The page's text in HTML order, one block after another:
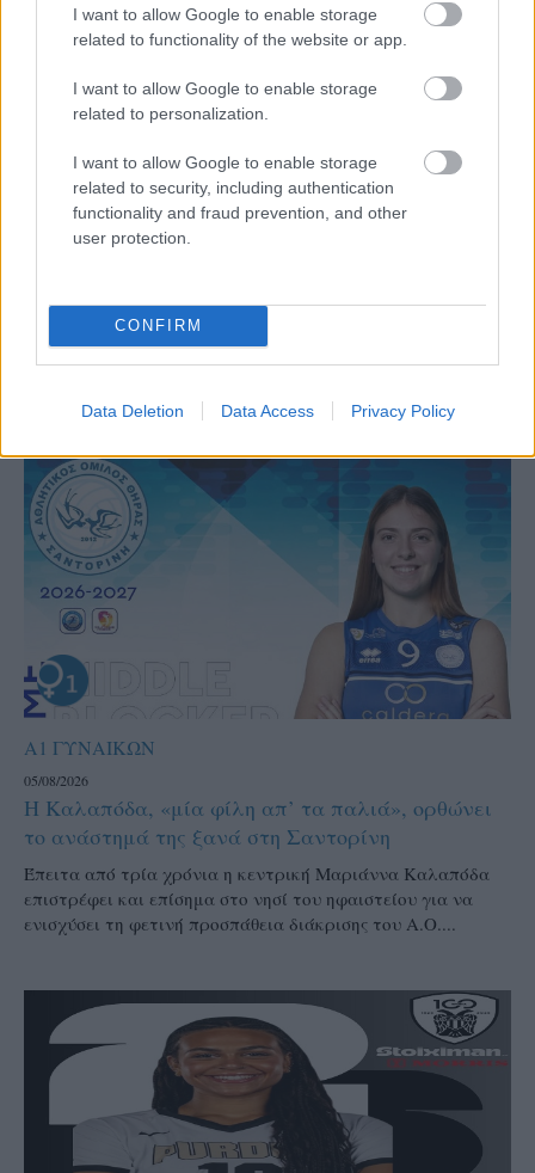
I want to allow Google to enable storage
related to functionality of the website or app.
I want to allow Google to enable storage
related to personalization.
I want to allow Google to enable storage
related to security, including authentication
functionality and fraud prevention, and other
user protection.
CONFIRM
Data Deletion Data Access Privacy Policy
Aκολουθήστε μας
Α1 ΓΥΝΑΙΚΩΝ
05/08/2026
Η Καλαπόδα, «μία φίλη απ’ τα παλιά», ορθώνει
το ανάστημά της ξανά στη Σαντορίνη
Έπειτα από τρία χρόνια η κεντρική Μαριάννα Καλαπόδα
επιστρέφει και επίσημα στο νησί του ηφαιστείου για να
ενισχύσει τη φετινή προσπάθεια διάκρισης του Α.Ο....